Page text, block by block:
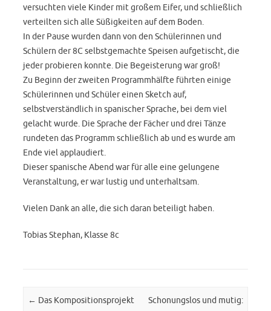
versuchten viele Kinder mit großem Eifer, und schließlich
verteilten sich alle Süßigkeiten auf dem Boden.
In der Pause wurden dann von den Schülerinnen und
Schülern der 8C selbstgemachte Speisen aufgetischt, die
jeder probieren konnte. Die Begeisterung war groß!
Zu Beginn der zweiten Programmhälfte führten einige
Schülerinnen und Schüler einen Sketch auf,
selbstverständlich in spanischer Sprache, bei dem viel
gelacht wurde. Die Sprache der Fächer und drei Tänze
rundeten das Programm schließlich ab und es wurde am
Ende viel applaudiert.
Dieser spanische Abend war für alle eine gelungene
Veranstaltung, er war lustig und unterhaltsam.
Vielen Dank an alle, die sich daran beteiligt haben.
Tobias Stephan, Klasse 8c
Post navigation
← Das Kompositionsprojekt
Schonungslos und mutig: